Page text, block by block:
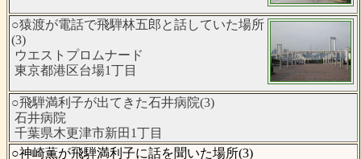
○猿渡が電話で飛騨林五郎と話していた場所
(3)
ウエストプロムナード
東京都港区台場1丁目
○飛騨満利子が出てきた石井病院(3)
石井病院
千葉県木更津市新田1丁目
○神崎薫が飛騨満利子に話を聞いた場所(3)